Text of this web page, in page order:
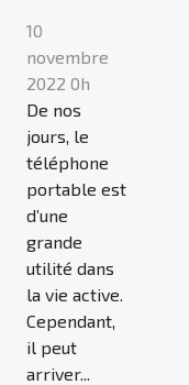
10
novembre
2022 0h
De nos
jours, le
téléphone
portable est
d’une
grande
utilité dans
la vie active.
Cependant,
il peut
arriver...